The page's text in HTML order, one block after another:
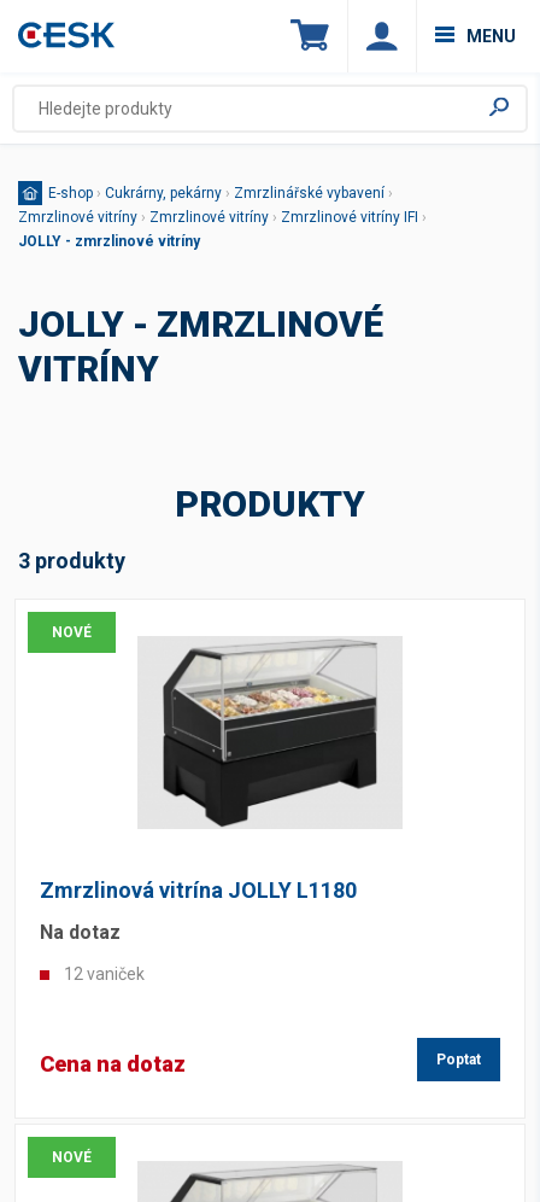
MENU
E-shop › Cukrárny, pekárny › Zmrzlinářské vybavení ›
Zmrzlinové vitríny › Zmrzlinové vitríny › Zmrzlinové vitríny IFI ›
JOLLY - zmrzlinové vitríny
JOLLY - ZMRZLINOVÉ
VITRÍNY
PRODUKTY
3 produkty
NOVÉ
Zmrzlinová vitrína JOLLY L1180
Na dotaz
12 vaniček
Cena na dotaz Poptat
NOVÉ